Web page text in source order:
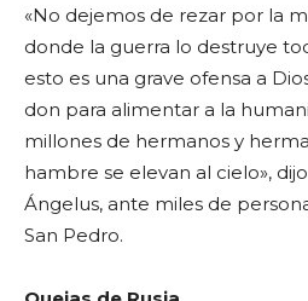
«No dejemos de rezar por la
donde la guerra lo destruye
esto es una grave ofensa a
don para alimentar a la
millones de hermanos y
hambre se elevan al cielo»,
Ángelus, ante miles de
San Pedro.